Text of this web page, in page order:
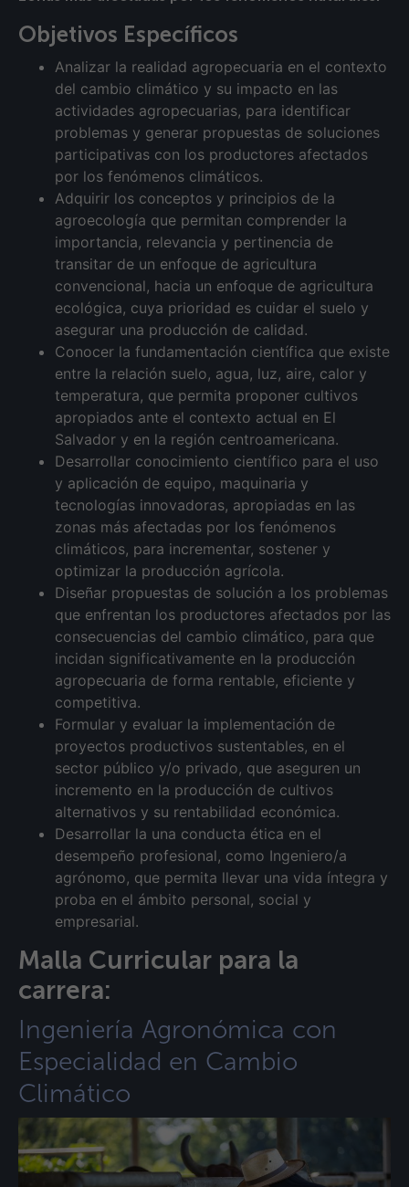
Objetivos Específicos
Analizar la realidad agropecuaria en el contexto
del cambio climático y su impacto en las
actividades agropecuarias, para identificar
problemas y generar propuestas de soluciones
participativas con los productores afectados
por los fenómenos climáticos.
Adquirir los conceptos y principios de la
agroecología que permitan comprender la
importancia, relevancia y pertinencia de
transitar de un enfoque de agricultura
convencional, hacia un enfoque de agricultura
ecológica, cuya prioridad es cuidar el suelo y
asegurar una producción de calidad.
Conocer la fundamentación científica que existe
entre la relación suelo, agua, luz, aire, calor y
temperatura, que permita proponer cultivos
apropiados ante el contexto actual en El
Salvador y en la región centroamericana.
Desarrollar conocimiento científico para el uso
y aplicación de equipo, maquinaria y
tecnologías innovadoras, apropiadas en las
zonas más afectadas por los fenómenos
climáticos, para incrementar, sostener y
optimizar la producción agrícola.
Diseñar propuestas de solución a los problemas
que enfrentan los productores afectados por las
consecuencias del cambio climático, para que
incidan significativamente en la producción
agropecuaria de forma rentable, eficiente y
competitiva.
Formular y evaluar la implementación de
proyectos productivos sustentables, en el
sector público y/o privado, que aseguren un
incremento en la producción de cultivos
alternativos y su rentabilidad económica.
Desarrollar la una conducta ética en el
desempeño profesional, como Ingeniero/a
agrónomo, que permita llevar una vida íntegra y
proba en el ámbito personal, social y
empresarial.
Malla Curricular para la
carrera:
Ingeniería Agronómica con
Especialidad en Cambio
Climático